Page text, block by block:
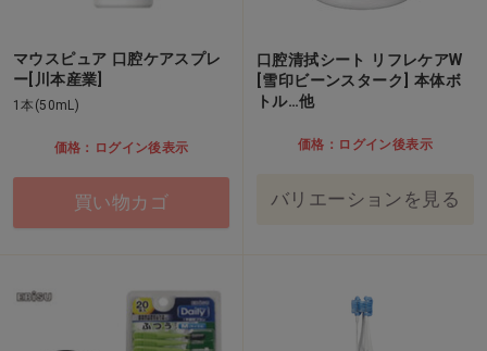
マウスピュア 口腔ケアスプレ
ー[川本産業]
1本(50mL)
価格：ログイン後表示
買い物カゴ
口腔清拭シート リフレケアW
[雪印ビーンスターク] 本体ボ
トル…他
価格：ログイン後表示
バリエーションを見る